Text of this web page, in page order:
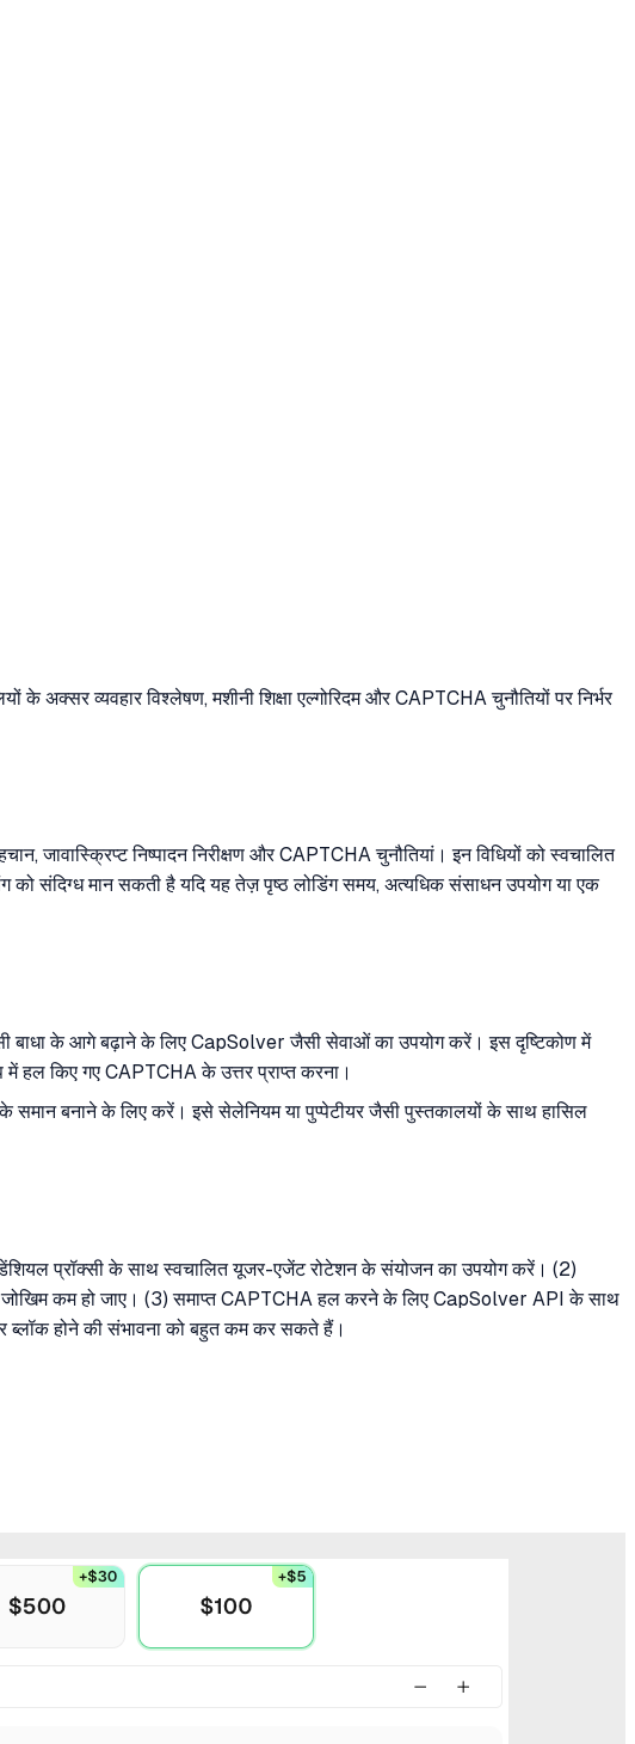
के अक्सर व्यवहार विश्लेषण, मशीनी शिक्षा एल्गोरिदम और CAPTCHA चुनौतियों पर निर्भर
जावास्क्रिप्ट निष्पादन निरीक्षण और CAPTCHA चुनौतियां। इन विधियों को स्वचालित
को संदिग्ध मान सकती है यदि यह तेज़ पृष्ठ लोडिंग समय, अत्यधिक संसाधन उपयोग या एक
बाधा के आगे बढ़ाने के लिए CapSolver जैसी सेवाओं का उपयोग करें। इस दृष्टिकोण में
हल किए गए CAPTCHA के उत्तर प्राप्त करना।
समान बनाने के लिए करें। इसे सेलेनियम या पुप्पेटीयर जैसी पुस्तकालयों के साथ हासिल
प्रॉक्सी के साथ स्वचालित यूजर-एजेंट रोटेशन के संयोजन का उपयोग करें। (2)
कम हो जाए। (3) समाप्त CAPTCHA हल करने के लिए CapSolver API के साथ
होने की संभावना को बहुत कम कर सकते हैं।